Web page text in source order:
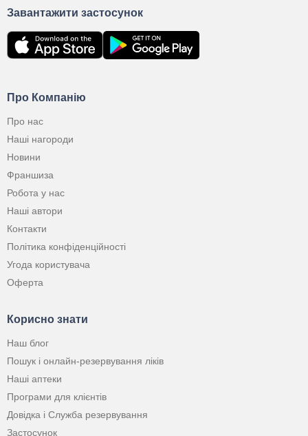
Про Компанію
Про нас
Наші нагороди
Новини
Франшиза
Робота у нас
Наші автори
Контакти
Політика конфіденційності
Угода користувача
Оферта
Корисно знати
Наш блог
Пошук і онлайн-резервування ліків
Наші аптеки
Програми для клієнтів
Довідка і Служба резервування
Застосунок
Завантажити застосунок